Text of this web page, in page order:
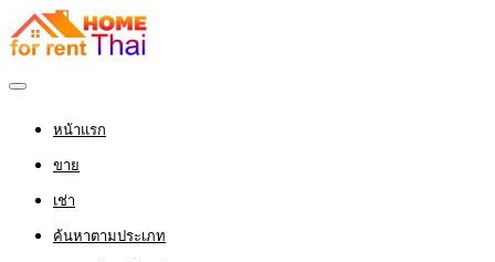
หน้าแรก
ขาย
เช่า
ค้นหาตามประเภท